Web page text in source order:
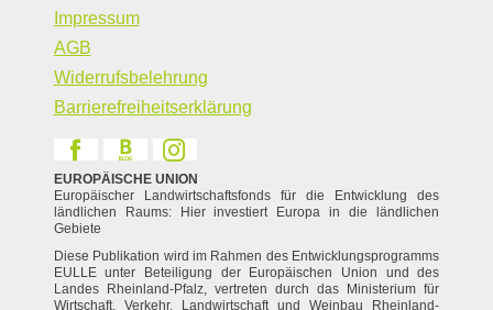
Impressum
AGB
Widerrufsbelehrung
Barrierefreiheitserklärung
EUROPÄISCHE UNION
Europäischer Landwirtschaftsfonds für die Entwicklung des
ländlichen Raums: Hier investiert Europa in die ländlichen
Gebiete
Diese Publikation wird im Rahmen des Entwicklungsprogramms
EULLE unter Beteiligung der Europäischen Union und des
Landes Rheinland-Pfalz, vertreten durch das Ministerium für
Wirtschaft, Verkehr, Landwirtschaft und Weinbau Rheinland-